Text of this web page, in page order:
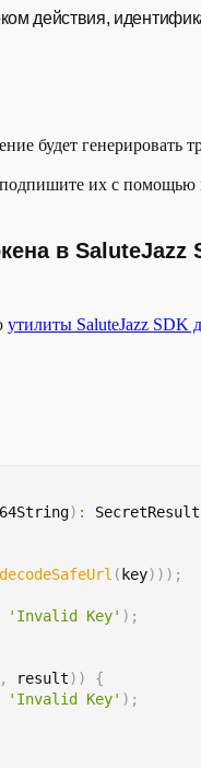
действия,
будет генерировать
их с помощью
в SaluteJazz
утилиты SaluteJazz SDK
) : SecretResult
decodeSafeUrl ( key) ) ) ;
'Invalid Key' ) ;
, result) )
{
'Invalid Key' ) ;